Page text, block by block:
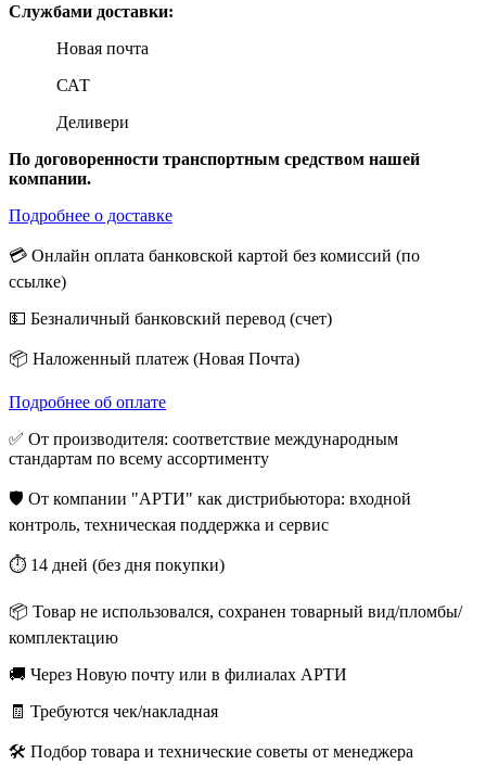
Службами доставки:
Новая почта
САТ
Деливери
По договоренности транспортным средством нашей
компании.
Подробнее о доставке
💳 Онлайн оплата банковской картой без комиссий (по
ссылке)
💵 Безналичный банковский перевод (счет)
📦 Наложенный платеж (Новая Почта)
Подробнее об оплате
✅ От производителя: соответствие международным
стандартам по всему ассортименту
🛡️ От компании "АРТИ" как дистрибьютора: входной
контроль, техническая поддержка и сервис
⏱️ 14 дней (без дня покупки)
📦 Товар не использовался, сохранен товарный вид/пломбы/
комплектацию
🚚 Через Новую почту или в филиалах АРТИ
🧾 Требуются чек/накладная
🛠️ Подбор товара и технические советы от менеджера